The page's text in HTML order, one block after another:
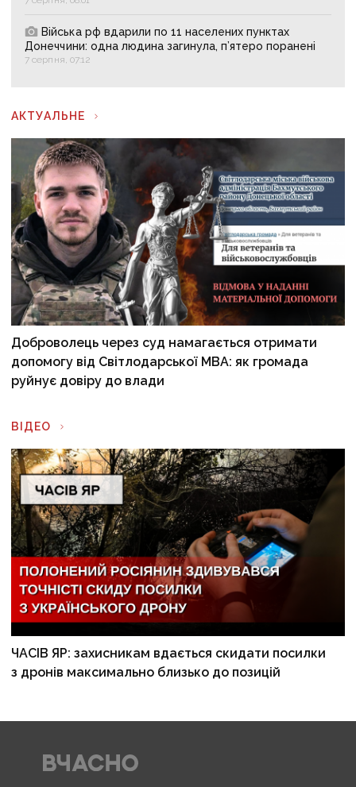
Війська рф вдарили по 11 населених пунктах
Донеччини: одна людина загинула, п’ятеро поранені
7 серпня, 07:12
АКТУАЛЬНЕ
Доброволець через суд намагається отримати
допомогу від Світлодарської МВА: як громада
руйнує довіру до влади
ВІДЕО
ЧАСІВ ЯР: захисникам вдається скидати посилки
з дронів максимально близько до позицій